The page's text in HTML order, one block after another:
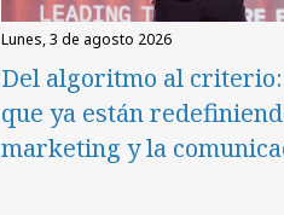
lunes, 3 de agosto 2026
Del algoritmo al
que ya están
marketing y la